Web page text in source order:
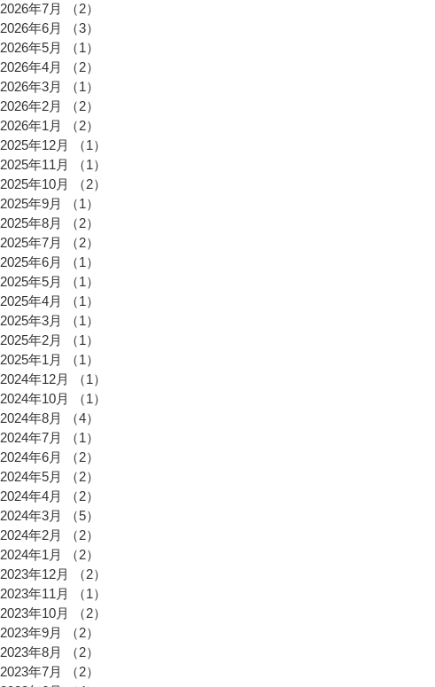
2026年7月 （2）
2026年6月
（3）
2026年5月
（1）
2026年4月
（2）
2026年3月
（1）
2026年2月
（2）
2026年1月
（2）
2025年12月
（1）
2025年11月
（1）
2025年10月
（2）
2025年9月
（1）
2025年8月
（2）
2025年7月
（2）
2025年6月
（1）
2025年5月
（1）
2025年4月
（1）
2025年3月
（1）
2025年2月
（1）
2025年1月
（1）
2024年12月
（1）
2024年10月
（1）
2024年8月
（4）
2024年7月
（1）
2024年6月
（2）
2024年5月
（2）
2024年4月
（2）
2024年3月
（5）
2024年2月
（2）
2024年1月
（2）
2023年12月
（2）
2023年11月
（1）
2023年10月
（2）
2023年9月
（2）
2023年8月
（2）
2023年7月
（2）